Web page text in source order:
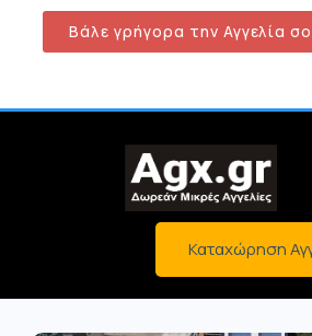
Βάλε γρήγορα την Αγγελία
Καταχώρηση